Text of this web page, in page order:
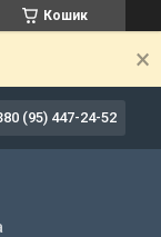
Кошик
(95) 447-24-52